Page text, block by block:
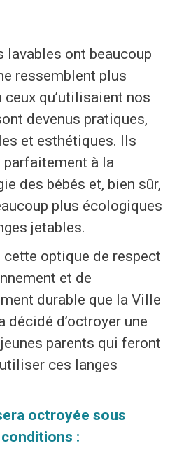
de handicap
en ligne
salles
communaux
lavables ont beaucoup
ressemblent plus
ceux qu’utilisaient nos
devenus pratiques,
et esthétiques. Ils
parfaitement à la
des bébés et, bien sûr,
plus écologiques
jetables.
cette optique de respect
et de
durable que la Ville
décidé d’octroyer une
parents qui feront
ces langes
octroyée sous
: